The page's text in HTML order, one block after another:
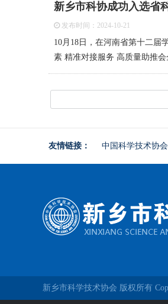
新乡市科协成功入选省
发布时间：2024-10-21
10月18日，在河南省第十二届
素 精准对接服务 高质量助推
友情链接： 中国科学技术协会
新乡市科学技术协会 版权所有